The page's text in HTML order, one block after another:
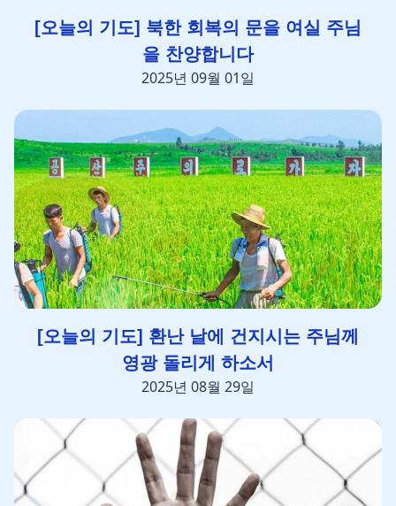
[오늘의 기도] 북한 회복의 문을 여실 주님
을 찬양합니다
2025년 09월 01일
[오늘의 기도] 환난 날에 건지시는 주님께
영광 돌리게 하소서
2025년 08월 29일